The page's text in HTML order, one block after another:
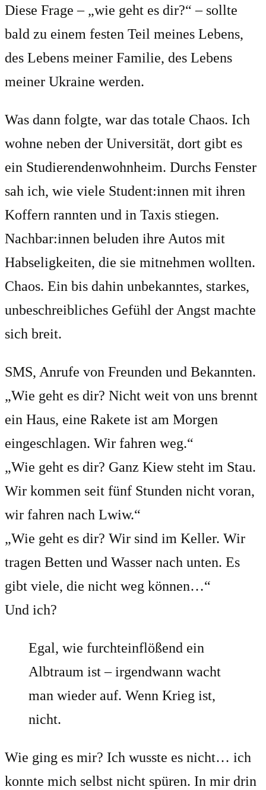
Diese Frage – „wie geht es dir?“ – sollte
bald zu einem festen Teil meines Lebens,
des Lebens meiner Familie, des Lebens
meiner Ukraine werden.
Was dann folgte, war das totale Chaos. Ich
wohne neben der Universität, dort gibt es
ein Studierendenwohnheim. Durchs Fenster
sah ich, wie viele Student:innen mit ihren
Koffern rannten und in Taxis stiegen.
Nachbar:innen beluden ihre Autos mit
Habseligkeiten, die sie mitnehmen wollten.
Chaos. Ein bis dahin unbekanntes, starkes,
unbeschreibliches Gefühl der Angst machte
sich breit.
SMS, Anrufe von Freunden und Bekannten.
„Wie geht es dir? Nicht weit von uns brennt
ein Haus, eine Rakete ist am Morgen
eingeschlagen. Wir fahren weg.“
„Wie geht es dir? Ganz Kiew steht im Stau.
Wir kommen seit fünf Stunden nicht voran,
wir fahren nach Lwiw.“
„Wie geht es dir? Wir sind im Keller. Wir
tragen Betten und Wasser nach unten. Es
gibt viele, die nicht weg können…“
Und ich?
Egal, wie furchteinflößend ein
Albtraum ist – irgendwann wacht
man wieder auf. Wenn Krieg ist,
nicht.
Wie ging es mir? Ich wusste es nicht… ich
konnte mich selbst nicht spüren. In mir drin